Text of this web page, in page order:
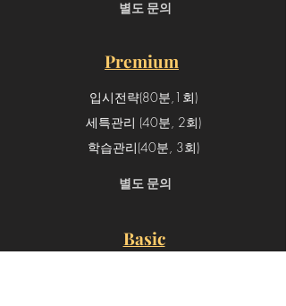
​별도 문의
Premium
입시전략(80분,1회)
세특관리 (40분, 2회)
학습관리(40분, 3회)
​별도 문의
Basic